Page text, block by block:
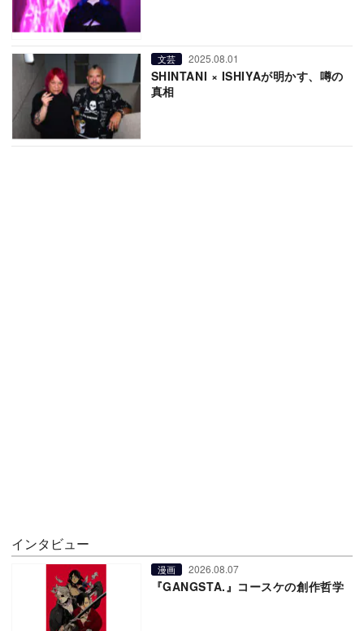
文芸 2025.08.01
SHINTANI × ISHIYAが明かす、噂の
真相
インタビュー
漫画 2026.08.07
『GANGSTA.』コースケの創作哲学